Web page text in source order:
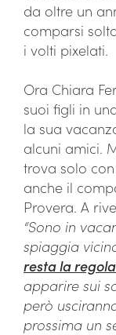
da oltre un
comparsi
i volti pixelati.
Ora Chiara
suoi figli in
la sua
alcuni amici.
trova solo
anche il
Provera. A
“Sono in
spiaggia
resta la
apparire sui
però
prossima un